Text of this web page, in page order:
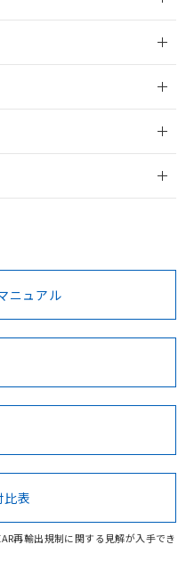
員登録
だく前に、以下を必ずお読
Cd Cr(VI)
BV型式承認
（フランス
KR型式
（韓国
No No
格認証/適合状況ページへ
ページからご検索ください
ニュアル
比表
再輸出規制に関する見解が入手でき